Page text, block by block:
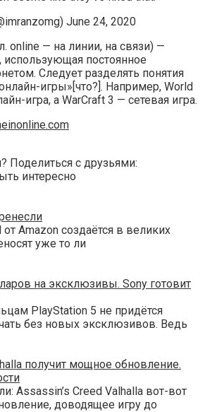
June 24, 2020
online — на линии, на связи) —
использующая постоянное
Следует разделять понятия
игры»[что?]. Например, World
игра, а WarCraft 3 — сетевая игра.
Поделиться с друзьями:
интересно
Amazon создаётся в великих
уже то ли
на эксклюзивы. Sony готовит
PlayStation 5 не придётся
без новых эксклюзивов. Ведь
получит мощное обновление.
Assassin’s Creed Valhalla вот-вот
доводящее игру до